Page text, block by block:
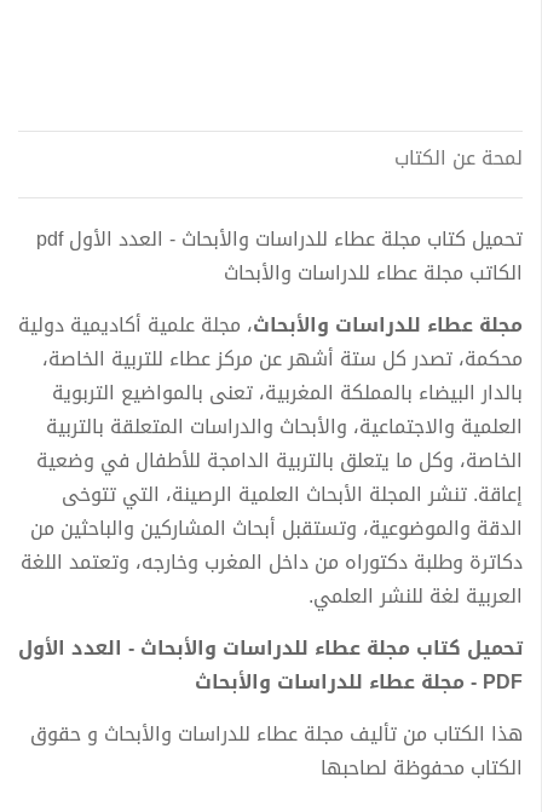
لمحة عن الكتاب
تحميل كتاب مجلة عطاء للدراسات والأبحاث - العدد الأول pdf
الكاتب مجلة عطاء للدراسات والأبحاث
مجلة عطاء للدراسات والأبحاث، مجلة علمية أكاديمية دولية
محكمة، تصدر كل ستة أشهر عن مركز عطاء للتربية الخاصة،
بالدار البيضاء بالمملكة المغربية، تعنى بالمواضيع التربوية
العلمية والاجتماعية، والأبحاث والدراسات المتعلقة بالتربية
الخاصة، وكل ما يتعلق بالتربية الدامجة للأطفال في وضعية
إعاقة. تنشر المجلة الأبحاث العلمية الرصينة، التي تتوخى
الدقة والموضوعية، وتستقبل أبحاث المشاركين والباحثين من
دكاترة وطلبة دكتوراه من داخل المغرب وخارجه، وتعتمد اللغة
العربية لغة للنشر العلمي.
تحميل كتاب مجلة عطاء للدراسات والأبحاث - العدد الأول
PDF - مجلة عطاء للدراسات والأبحاث
هذا الكتاب من تأليف مجلة عطاء للدراسات والأبحاث و حقوق
الكتاب محفوظة لصاحبها